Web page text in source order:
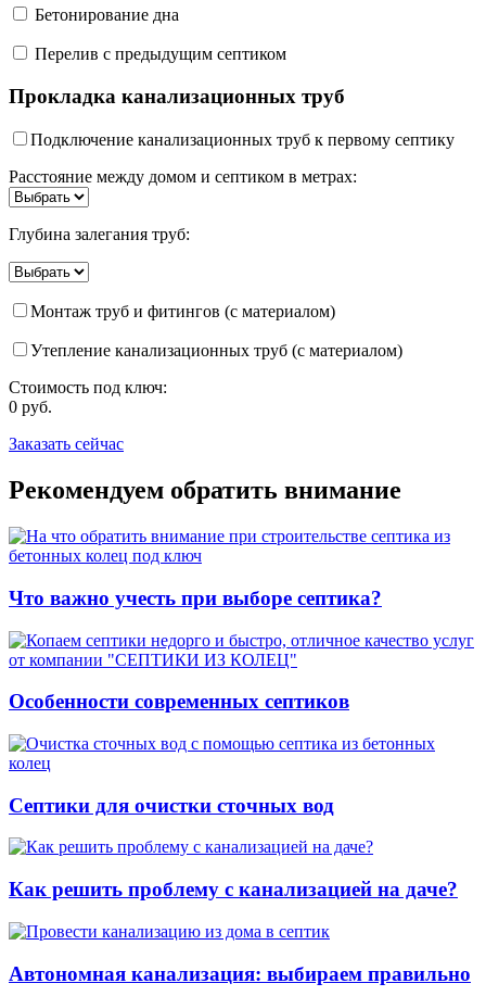
Бетонирование дна
Перелив с предыдущим септиком
Прокладка канализационных труб
Подключение канализационных труб к первому септику
Расстояние между домом и септиком в метрах:
Глубина залегания труб:
Монтаж труб и фитингов (с материалом)
Утепление канализационных труб (с материалом)
Стоимость под ключ:
0 руб.
Заказать сейчас
Рекомендуем обратить внимание
Что важно учесть при выборе септика?
Особенности современных септиков
Септики для очистки сточных вод
Как решить проблему с канализацией на даче?
Автономная канализация: выбираем правильно